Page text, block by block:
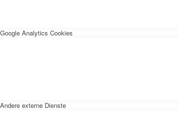
Google Analytics Cookies
Andere externe Dienste